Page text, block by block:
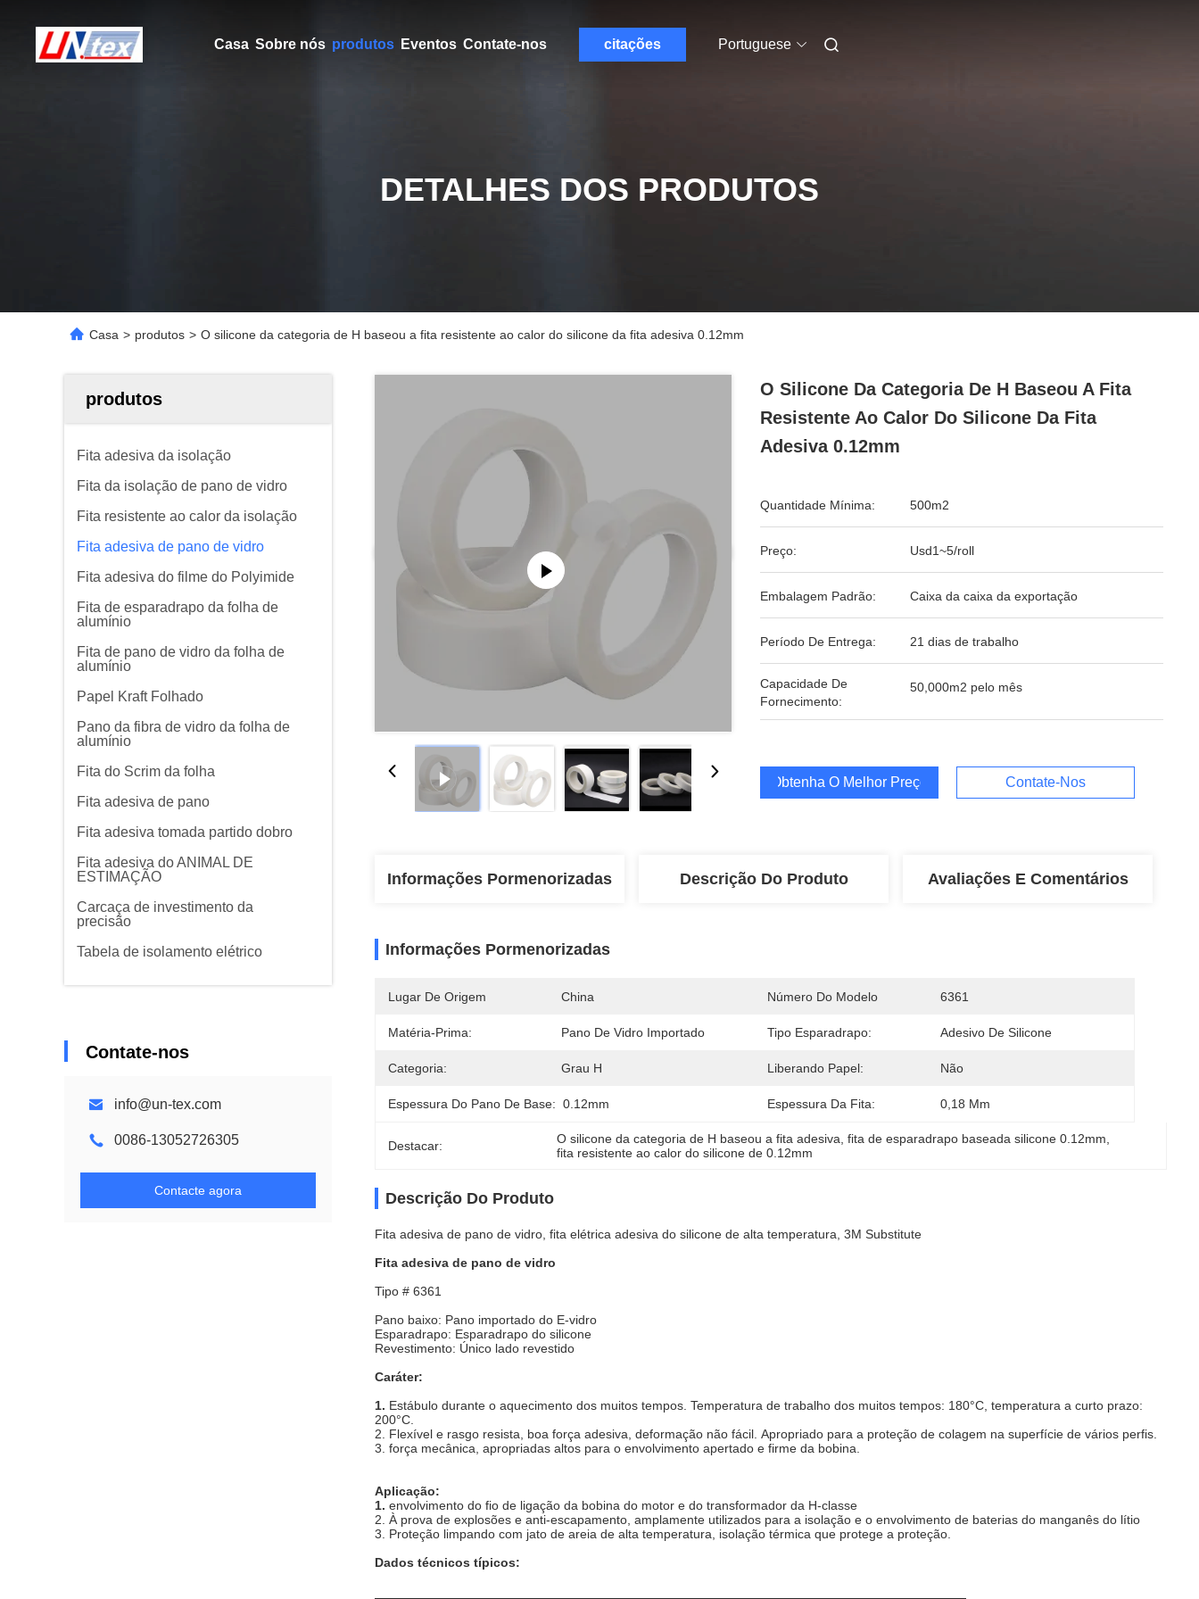
Casa Sobre nós produtos Eventos Contate-nos citações Portuguese
DETALHES DOS PRODUTOS
Casa > produtos > O silicone da categoria de H baseou a fita resistente ao calor do silicone da fita adesiva 0.12mm
produtos
Fita adesiva da isolação
Fita da isolação de pano de vidro
Fita resistente ao calor da isolação
Fita adesiva de pano de vidro
Fita adesiva do filme do Polyimide
Fita de esparadrapo da folha de
alumínio
Fita de pano de vidro da folha de
alumínio
Papel Kraft Folhado
Pano da fibra de vidro da folha de
alumínio
Fita do Scrim da folha
Fita adesiva de pano
Fita adesiva tomada partido dobro
Fita adesiva do ANIMAL DE
ESTIMAÇÃO
Carcaça de investimento da
precisão
Tabela de isolamento elétrico
Contate-nos
info@un-tex.com
0086-13052726305
Contacte agora
O Silicone Da Categoria De H Baseou A Fita
Resistente Ao Calor Do Silicone Da Fita
Adesiva 0.12mm
Quantidade Mínima: 500m2
Preço: Usd1~5/roll
Embalagem Padrão: Caixa da caixa da exportação
Período De Entrega: 21 dias de trabalho
Capacidade De
Fornecimento:
50,000m2 pelo mês
Obtenha O Melhor Preço Contate-Nos
Informações Pormenorizadas Descrição Do Produto Avaliações E Comentários
Informações Pormenorizadas
Lugar De Origem China Número Do Modelo 6361
Matéria-Prima: Pano De Vidro Importado Tipo Esparadrapo: Adesivo De Silicone
Categoria: Grau H Liberando Papel: Não
Espessura Do Pano De Base: 0.12mm Espessura Da Fita: 0,18 Mm
Destacar: O silicone da categoria de H baseou a fita adesiva , fita de esparadrapo baseada silicone 0.12mm
fita resistente ao calor do silicone de 0.12mm
Descrição Do Produto
Fita adesiva de pano de vidro, fita elétrica adesiva do silicone de alta temperatura, 3M Substitute
Fita adesiva de pano de vidro
Tipo # 6361
Pano baixo: Pano importado do E-vidro
Esparadrapo: Esparadrapo do silicone
Revestimento: Único lado revestido
Caráter:
1. Estábulo durante o aquecimento dos muitos tempos. Temperatura de trabalho dos muitos tempos: 180°C, temperatura a curto prazo:
200°C.
2. Flexível e rasgo resista, boa força adesiva, deformação não fácil. Apropriado para a proteção de colagem na superfície de vários perfis.
3. força mecânica, apropriadas altos para o envolvimento apertado e firme da bobina.
Aplicação:
1. envolvimento do fio de ligação da bobina do motor e do transformador da H-classe
2. À prova de explosões e anti-escapamento, amplamente utilizados para a isolação e o envolvimento de baterias do manganês do lítio
3. Proteção limpando com jato de areia de alta temperatura, isolação térmica que protege a proteção.
Dados técnicos típicos: